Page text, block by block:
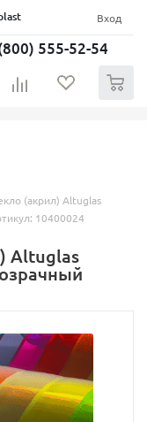
Вход
555-52-54
(акрил) Altuglas
10400024
Altuglas